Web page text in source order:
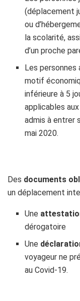
(déplacement
ou
la scolarité,
d’un proche
Les personnes
motif
inférieure à 5
applicables
admis à entrer
mai 2020.
Des documents
un déplacement
Une
dérogatoire
Une
voyageur ne
au Covid-19.